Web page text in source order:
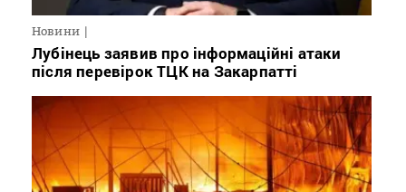
Новини
Лубінець заявив про інформаційні атаки
після перевірок ТЦК на Закарпатті